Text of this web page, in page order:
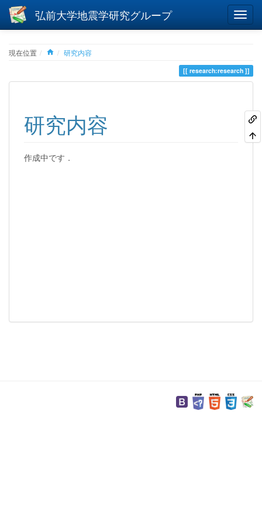
弘前大学地震学研究グループ
現在位置 Home
研究内容
research:research
研究内容
作成中です．